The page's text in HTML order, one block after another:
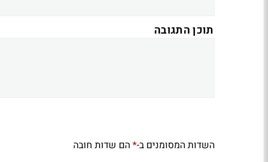
תוכן התגובה
השדות המסומנים ב-*הם שדות חובה